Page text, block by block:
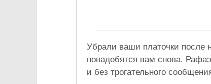
Убрали ваши платочки после
понадобятся вам снова.
и без трогательного